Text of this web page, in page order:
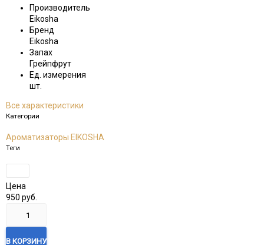
Производитель
Eikosha
Бренд
Eikosha
Запах
Грейпфрут
Ед. измерения
шт.
Все характеристики
Категории
Ароматизаторы EIKOSHA
Теги
Цена
950 руб.
В КОРЗИНУ